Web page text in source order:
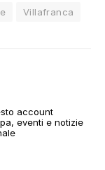
Villafranca
account
eventi e notizie